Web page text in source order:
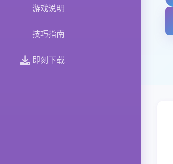
游戏说明
技巧指南
即刻下载